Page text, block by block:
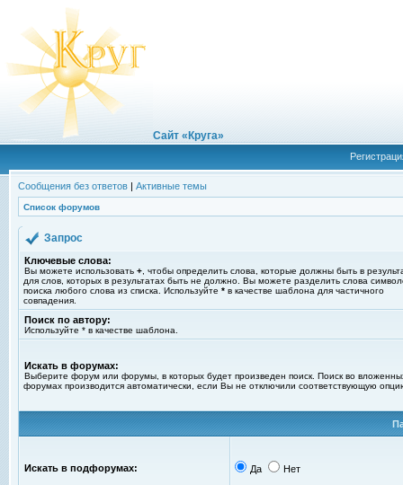
Сайт «Круга»
Сообщения без ответов | Активные темы
Список форумов
Запрос
Ключевые слова:
Вы можете использовать + , чтобы определить слова, которые должны быть в
для слов, которых в результатах быть не должно. Вы можете разделить слова
поиска любого слова из списка. Используйте * в качестве шаблона для частичного
совпадения.
Поиск по автору:
Используйте * в качестве шаблона.
Искать в форумах:
Выберите форум или форумы, в которых будет произведен поиск. Поиск во
форумах производится автоматически, если Вы не отключили соответствующую
Искать в подфорумах: Да Нет